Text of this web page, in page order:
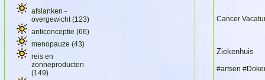
afslanken -
overgewicht(123)
anticonceptie (66)
menopauze (43)
reis en
zonneproducten
(149)
Cancer
Ziekenhuis
#artsen